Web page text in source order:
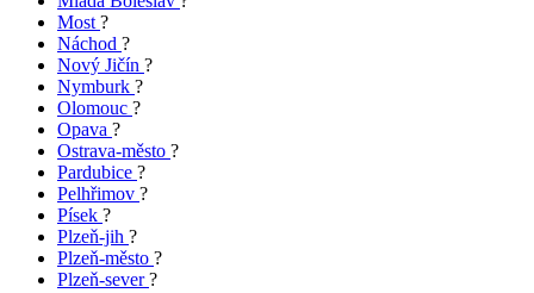
Most ?
Náchod ?
Nový Jičín ?
Nymburk ?
Olomouc ?
Opava ?
Ostrava-město ?
Pardubice ?
Pelhřimov ?
Písek ?
Plzeň-jih ?
Plzeň-město ?
Plzeň-sever?